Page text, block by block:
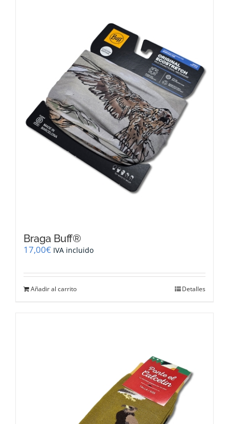
Braga Buff®
17,00€ IVA incluido
Añadir al carrito Detalles